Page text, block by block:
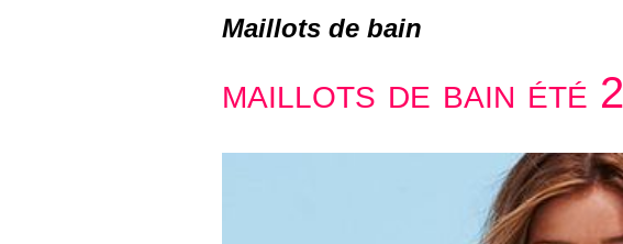
Maillots de bain
maillots de bain été